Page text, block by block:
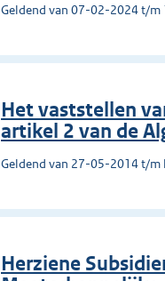
Geldend van 07-02-2024 t/
Het vaststellen
artikel 2 van de
Geldend van 27-05-2014 t/
Herziene